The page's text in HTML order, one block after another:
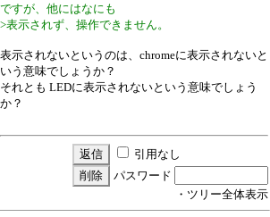
ですが、他にはなにも
>表示されず、操作できません。
表示されないというのは、chromeに表示されないと
いう意味でしょうか？
それとも LEDに表示されないという意味でしょう
か？
引用なし
パスワード
・ツリー全体表示